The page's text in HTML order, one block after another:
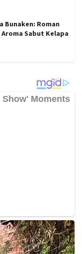
Bunaken: Roman
Sabut Kelapa